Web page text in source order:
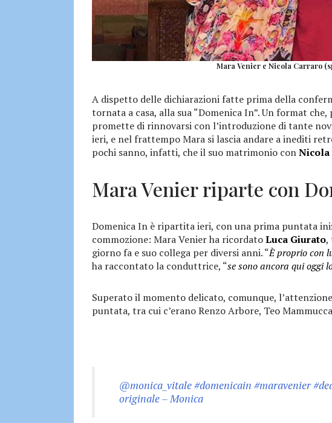
Mara Venier e Nicola Carraro
A dispetto delle dichiarazioni fatte prima della
tornata a casa, alla sua “Domenica In”. Un format
promette di rinnovarsi con l’introduzione di tante
ieri, e nel frattempo Mara si lascia andare a inediti
pochi sanno, infatti, che il suo matrimonio conNicola
Mara Venier riparte con
Domenica In è ripartita ieri, con una prima puntata
commozione: Mara Venier ha ricordatoLuca Giurato,
giorno fa e suo collega per diversi anni. “È proprio con
ha raccontato la conduttrice, “se sono ancora qui oggi
Superato il momento delicato, comunque,
puntata, tra cui c’erano Renzo Arbore, Teo
@monica_vitale#domenicain #maravenier
originale – Monica